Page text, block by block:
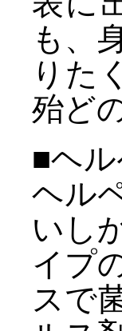
も、
りた
殆ど
■ヘ
ヘル
いし
イプ
スで